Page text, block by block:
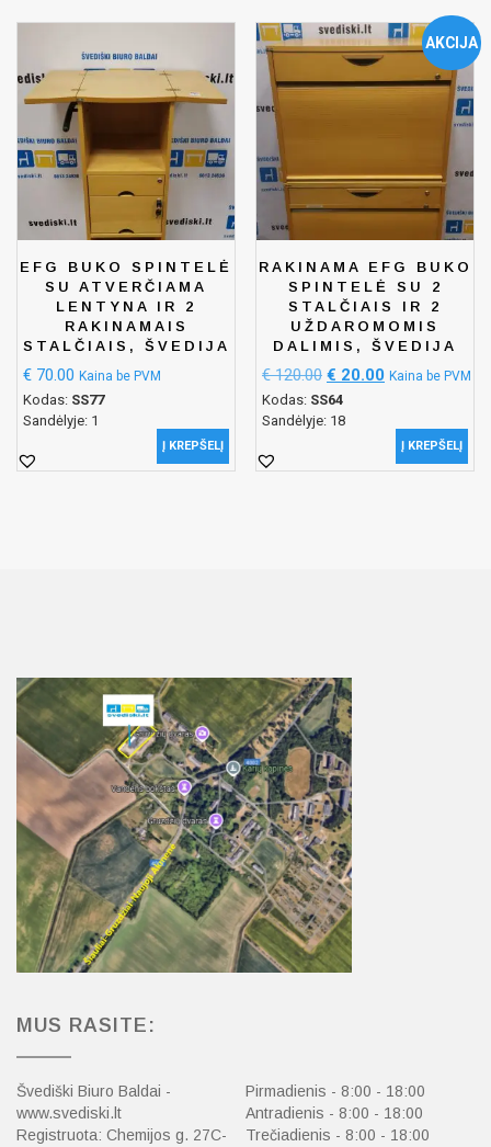
EFG BUKO SPINTELĖ
SU ATVERČIAMA
LENTYNA IR 2
RAKINAMAIS
STALČIAIS, ŠVEDIJA
€ 70.00 Kaina be PVM
Kodas: SS77
Sandėlyje: 1
Į KREPŠELĮ
AKCIJA
RAKINAMA EFG BUKO
SPINTELĖ SU 2
STALČIAIS IR 2
UŽDAROMOMIS
DALIMIS, ŠVEDIJA
€120.00 € 20.00 Kaina be PVM
Kodas: SS64
Sandėlyje: 18
Į KREPŠELĮ
MUS RASITE:
Švediški Biuro Baldai -
www.svediski.lt
Registruota: Chemijos g. 27C-
Pirmadienis - 8:00 - 18:00
Antradienis - 8:00 - 18:00
Trečiadienis - 8:00 - 18:00